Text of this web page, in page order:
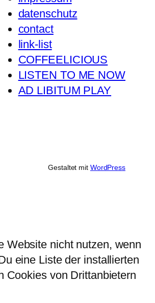
datenschutz
contact
link-list
COFFEELICIOUS
LISTEN TO ME NOW
AD LIBITUM PLAY
Gestaltet mit WordPress
Website nicht nutzen, wenn
eine Liste der installierten
Cookies von Drittanbietern